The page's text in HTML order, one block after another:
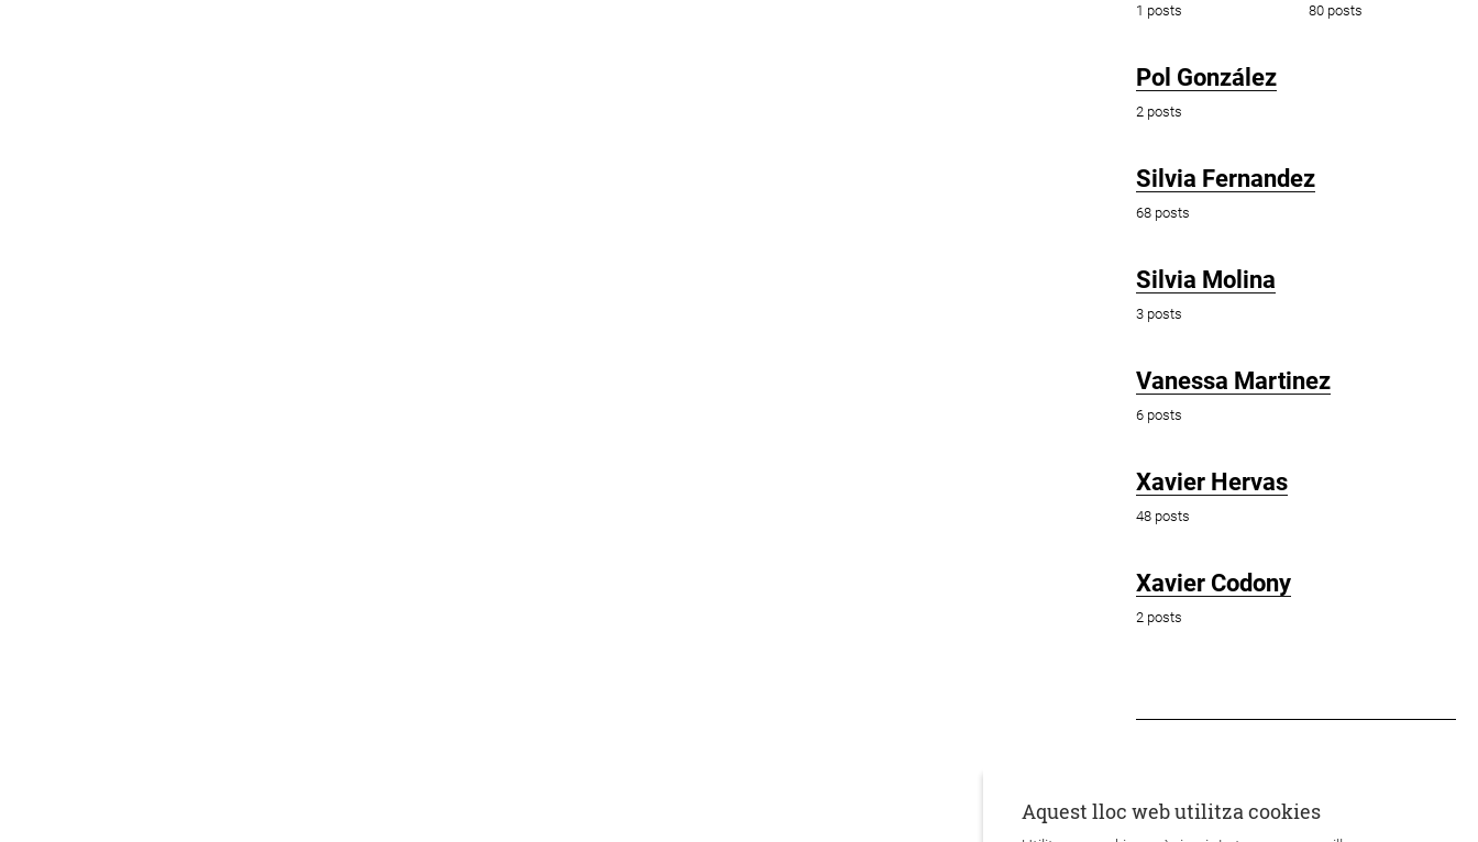
1 posts 80 posts
Pol González
2 posts
Silvia Fernandez
68 posts
Silvia Molina
3 posts
Vanessa Martinez
6 posts
Xavier Hervas
48 posts
Xavier Codony
2 posts
Aquest lloc web utilitza cookies